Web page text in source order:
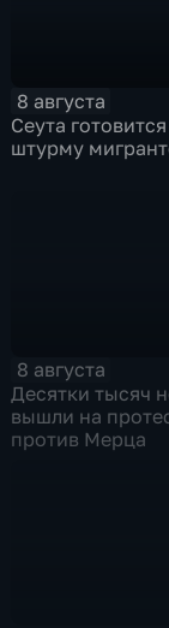
8 августа
Сеута
штурму
8 августа
Десятки тысяч
вышли на
против Мерца